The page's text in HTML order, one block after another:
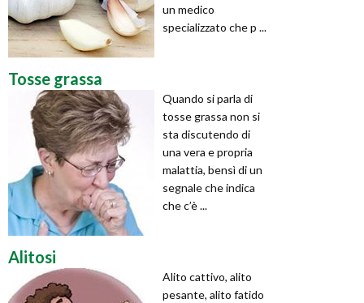
un medico
specializzato che p ...
Tosse grassa
Quando si parla di
tosse grassa non si
sta discutendo di
una vera e propria
malattia, bensì di un
segnale che indica
che c’è ...
Alitosi
Alito cattivo, alito
pesante, alito fatido